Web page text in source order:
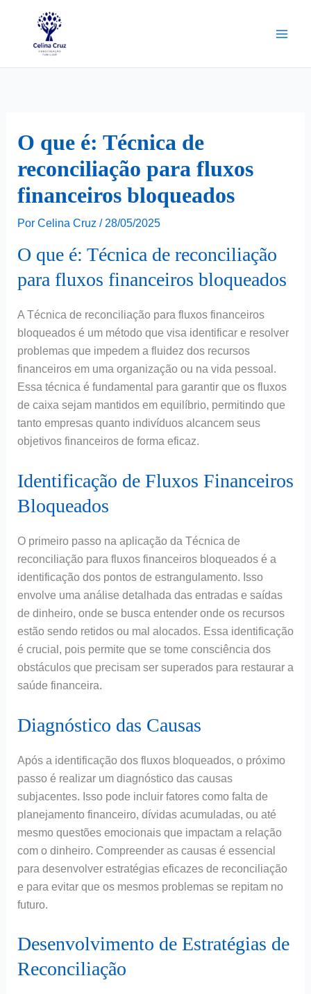
O que é: Técnica de
reconciliação para fluxos
financeiros bloqueados
Por Celina Cruz / 28/05/2025
O que é: Técnica de reconciliação
para fluxos financeiros bloqueados
A Técnica de reconciliação para fluxos financeiros
bloqueados é um método que visa identificar e resolver
problemas que impedem a fluidez dos recursos
financeiros em uma organização ou na vida pessoal.
Essa técnica é fundamental para garantir que os fluxos
de caixa sejam mantidos em equilíbrio, permitindo que
tanto empresas quanto indivíduos alcancem seus
objetivos financeiros de forma eficaz.
Identificação de Fluxos Financeiros
Bloqueados
O primeiro passo na aplicação da Técnica de
reconciliação para fluxos financeiros bloqueados é a
identificação dos pontos de estrangulamento. Isso
envolve uma análise detalhada das entradas e saídas
de dinheiro, onde se busca entender onde os recursos
estão sendo retidos ou mal alocados. Essa identificação
é crucial, pois permite que se tome consciência dos
obstáculos que precisam ser superados para restaurar a
saúde financeira.
Diagnóstico das Causas
Após a identificação dos fluxos bloqueados, o próximo
passo é realizar um diagnóstico das causas
subjacentes. Isso pode incluir fatores como falta de
planejamento financeiro, dívidas acumuladas, ou até
mesmo questões emocionais que impactam a relação
com o dinheiro. Compreender as causas é essencial
para desenvolver estratégias eficazes de reconciliação
e para evitar que os mesmos problemas se repitam no
futuro.
Desenvolvimento de Estratégias de
Reconciliação